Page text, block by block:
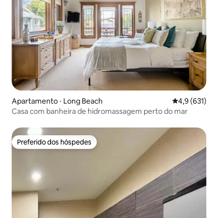
Apartamento ⋅ Long Beach 4,9 de uma
4,9 (631)
Casa com banheira de hidromassagem perto do mar
Preferido dos hóspedes
Preferido dos hóspedes